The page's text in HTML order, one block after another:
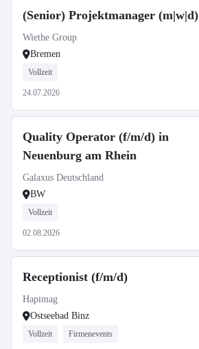
(Senior) Projektmanager (m|w|d)
Wiethe Group
Bremen
Vollzeit
24.07.2026
Quality Operator (f/m/d) in
Neuenburg am Rhein
Galaxus Deutschland
BW
Vollzeit
02.08.2026
Receptionist (f/m/d)
Hapimag
Ostseebad Binz
Vollzeit Firmenevents